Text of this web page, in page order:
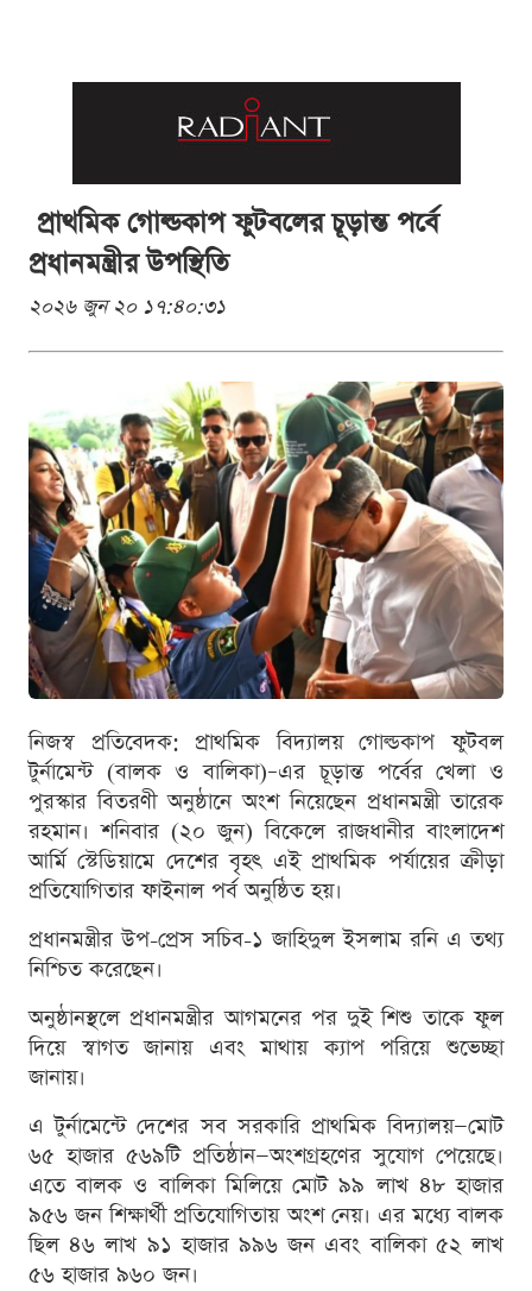
প্রাথমিক গোল্ডকাপ ফুটবলের চূড়ান্ত পর্বে
প্রধানমন্ত্রীর উপস্থিতি
২০২৬ জুন ২০ ১৭:৪০:৩১
নিজস্ব প্রতিবেদক: প্রাথমিক বিদ্যালয় গোল্ডকাপ ফুটবল
টুর্নামেন্ট (বালক ও বালিকা)–এর চূড়ান্ত পর্বের খেলা ও
পুরস্কার বিতরণী অনুষ্ঠানে অংশ নিয়েছেন প্রধানমন্ত্রী তারেক
রহমান। শনিবার (২০ জুন) বিকেলে রাজধানীর বাংলাদেশ
আর্মি স্টেডিয়ামে দেশের বৃহৎ এই প্রাথমিক পর্যায়ের ক্রীড়া
প্রতিযোগিতার ফাইনাল পর্ব অনুষ্ঠিত হয়।
প্রধানমন্ত্রীর উপ-প্রেস সচিব-১ জাহিদুল ইসলাম রনি এ তথ্য
নিশ্চিত করেছেন।
অনুষ্ঠানস্থলে প্রধানমন্ত্রীর আগমনের পর দুই শিশু তাকে ফুল
দিয়ে স্বাগত জানায় এবং মাথায় ক্যাপ পরিয়ে শুভেচ্ছা
জানায়।
এ টুর্নামেন্টে দেশের সব সরকারি প্রাথমিক বিদ্যালয়—মোট
৬৫ হাজার ৫৬৯টি প্রতিষ্ঠান—অংশগ্রহণের সুযোগ পেয়েছে।
এতে বালক ও বালিকা মিলিয়ে মোট ৯৯ লাখ ৪৮ হাজার
৯৫৬ জন শিক্ষার্থী প্রতিযোগিতায় অংশ নেয়। এর মধ্যে বালক
ছিল ৪৬ লাখ ৯১ হাজার ৯৯৬ জন এবং বালিকা ৫২ লাখ
৫৬ হাজার ৯৬০ জন।